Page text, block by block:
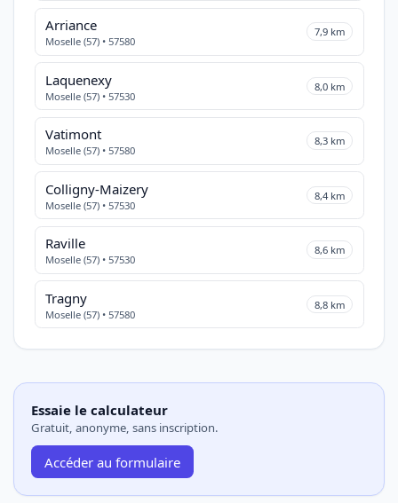
Arriance
Moselle (57) • 57580
7,9 km
Laquenexy
Moselle (57) • 57530
8,0 km
Vatimont
Moselle (57) • 57580
8,3 km
Colligny-Maizery
Moselle (57) • 57530
8,4 km
Raville
Moselle (57) • 57530
8,6 km
Tragny
Moselle (57) • 57580
8,8 km
Essaie le calculateur
Gratuit, anonyme, sans inscription.
Accéder au formulaire